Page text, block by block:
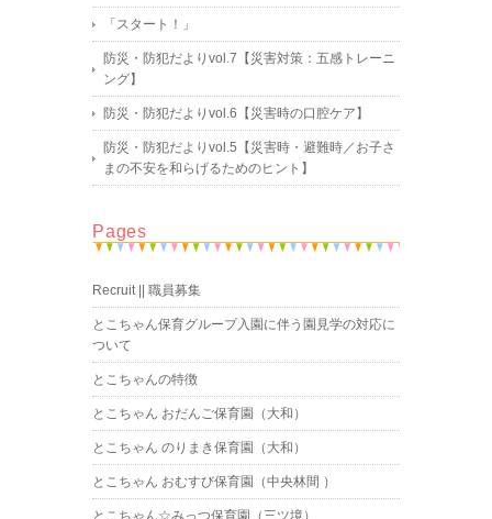
「スタート！」
防災・防犯だよりvol.7【災害対策：五感トレーニ
ング】
防災・防犯だよりvol.6【災害時の口腔ケア】
防災・防犯だよりvol.5【災害時・避難時／お子さ
まの不安を和らげるためのヒント】
Pages
Recruit || 職員募集
とこちゃん保育グループ入園に伴う園見学の対応に
ついて
とこちゃんの特徴
とこちゃん おだんご保育園（大和）
とこちゃん のりまき保育園（大和）
とこちゃん おむすび保育園（中央林間 ）
とこちゃん☆みっつ保育園（三ツ境）